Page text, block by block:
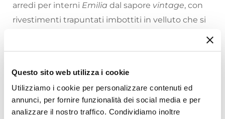
Questo sito web utilizza i cookie
Utilizziamo i cookie per personalizzare contenuti ed
annunci, per fornire funzionalità dei social media e per
analizzare il nostro traffico. Condividiamo inoltre
arredi per interni Emilia dal sapore vintage, con
rivestimenti trapuntati imbottiti in velluto che si
look classico dei tuoi ambienti o osa accostando
Scatena la fantasia in casa, combina passato e
presente con scelte d’arredo che parlino di te.
In cerca di armonia? Le forme arrotondate degli